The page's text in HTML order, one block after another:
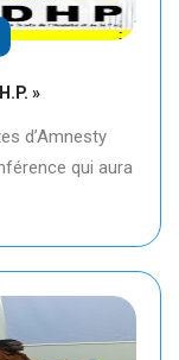
»
d’Amnesty
qui aura